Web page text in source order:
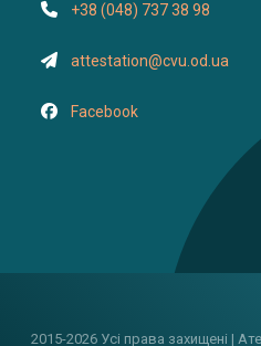
+38 (048) 737 38 98
attestation@cvu.od.ua
Facebook
2015-2026 Усі права захищені |